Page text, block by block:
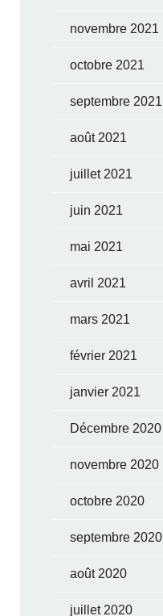
novembre 2021
octobre 2021
septembre 2021
août 2021
juillet 2021
juin 2021
mai 2021
avril 2021
mars 2021
février 2021
janvier 2021
Décembre 2020
novembre 2020
octobre 2020
septembre 2020
août 2020
juillet 2020